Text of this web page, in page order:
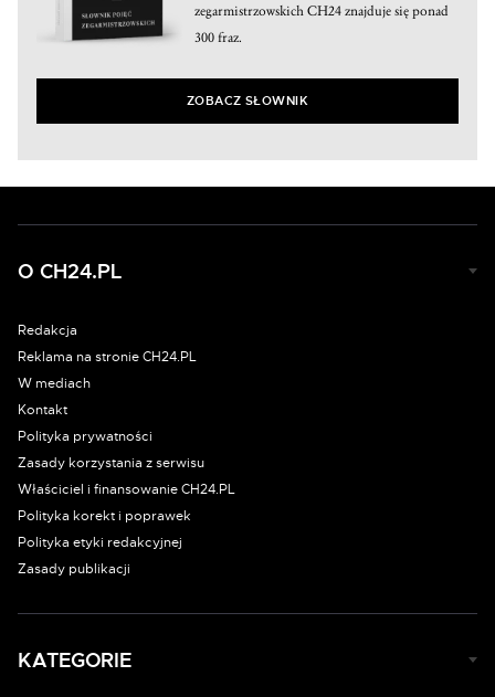
zegarmistrzowskich CH24 znajduje się ponad
300 fraz.
ZOBACZ SŁOWNIK
O CH24.PL
Redakcja
Reklama na stronie CH24.PL
W mediach
Kontakt
Polityka prywatności
Zasady korzystania z serwisu
Właściciel i finansowanie CH24.PL
Polityka korekt i poprawek
Polityka etyki redakcyjnej
Zasady publikacji
KATEGORIE